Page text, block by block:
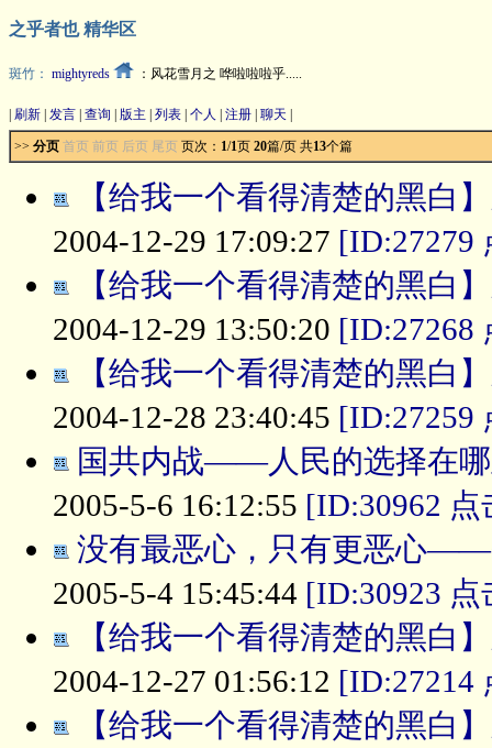
之乎者也 精华区
斑竹： mightyreds ：风花雪月之 哗啦啦啦乎.....
刷新 发言 查询 版主 列表 个人 注册 聊天
>> 分页 首页 前页 后页 尾页 页次： 1/1页 20篇/页 共13个篇
【给我一个看得清楚的黑白
2004-12-29 17:09:27 [ID:27279
【给我一个看得清楚的黑白
2004-12-29 13:50:20 [ID:27268
【给我一个看得清楚的黑白
2004-12-28 23:40:45 [ID:27259
国共内战——人民的选择在哪
2005-5-6 16:12:55 [ID:30962 点
没有最恶心，只有更恶心
2005-5-4 15:45:44 [ID:30923 点
【给我一个看得清楚的黑白
2004-12-27 01:56:12 [ID:27214
【给我一个看得清楚的黑白